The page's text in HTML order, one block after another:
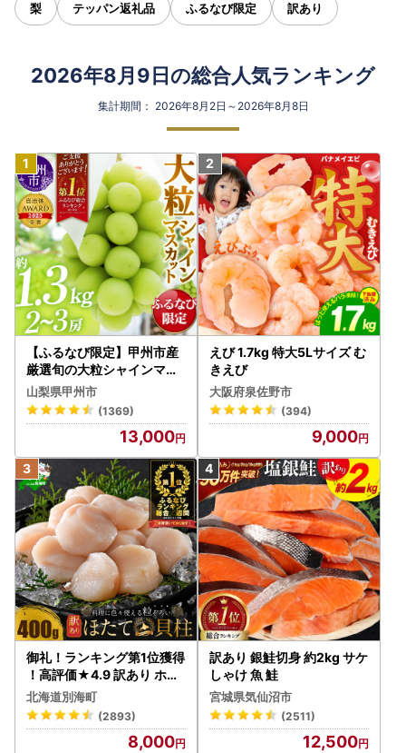
梨 テッパン返礼品 ふるなび限定 訳あり
2026年8月9日の総合人気ランキング
集計期間： 2026年8月2日～2026年8月8日
【ふるなび限定】甲州市産
厳選旬の大粒シャインマス
カット 約1.3kg 2～3房【2
026年発送】（MG）B12-
472 FN-Limited-VO シャ
インマスカット フルーツ
山梨県甲州市
(1369)
13,000
えび 1.7kg 特大5Lサイズ む
きえび
大阪府泉佐野市
(394)
9,000
御礼！ランキング第1位獲得
！高評価★4.9 訳あり ホタ
テ 400g（ほたて 帆立 貝柱
冷凍 ）
北海道別海町
(2893)
8,000
訳あり 銀鮭切身 約2kg サケ
しゃけ 魚 鮭
宮城県気仙沼市
(2511)
12,500